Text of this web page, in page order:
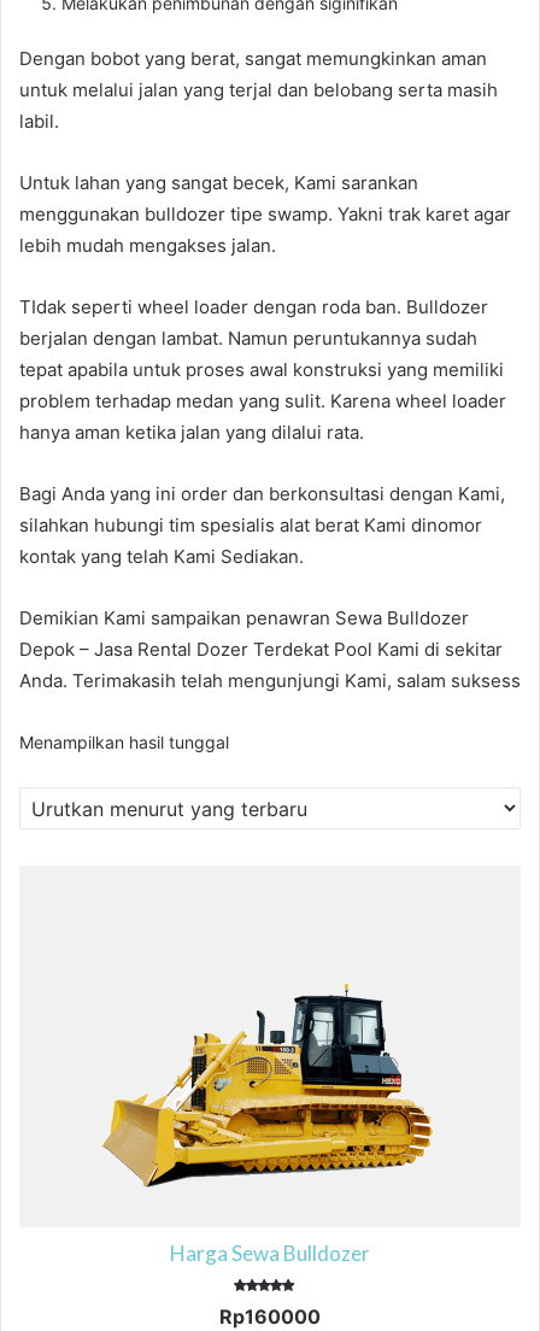
Dengan bobot yang berat, sangat memungkinkan aman
untuk melalui jalan yang terjal dan belobang serta masih
labil.
Untuk lahan yang sangat becek, Kami sarankan
menggunakan bulldozer tipe swamp. Yakni trak karet agar
lebih mudah mengakses jalan.
TIdak seperti wheel loader dengan roda ban. Bulldozer
berjalan dengan lambat. Namun peruntukannya sudah
tepat apabila untuk proses awal konstruksi yang memiliki
problem terhadap medan yang sulit. Karena wheel loader
hanya aman ketika jalan yang dilalui rata.
Bagi Anda yang ini order dan berkonsultasi dengan Kami,
silahkan hubungi tim spesialis alat berat Kami dinomor
kontak yang telah Kami Sediakan.
Demikian Kami sampaikan penawran Sewa Bulldozer
Depok – Jasa Rental Dozer Terdekat Pool Kami di sekitar
Anda. Terimakasih telah mengunjungi Kami, salam suksess
Menampilkan hasil tunggal
Harga Sewa Bulldozer
5.00
Rp160000